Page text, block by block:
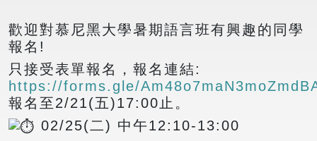
歡迎對慕尼黑大學暑期語言班有興趣的同學
報名!
只接受表單報名，報名連結:
https://forms.gle/
報名至2/21(五)17:00止。
02/25(二) 中午12:10-13:00